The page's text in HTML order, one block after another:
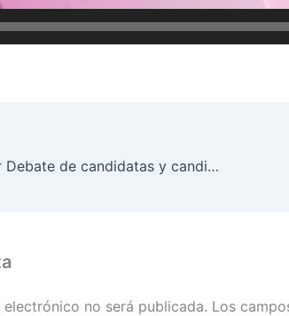
Realizará INE Jalisco Primer Debate de candidatas y candidatos al Senado de la República
no será publicada. Los